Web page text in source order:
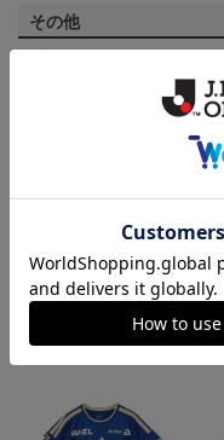
その他
ギフト対応について
ランキング